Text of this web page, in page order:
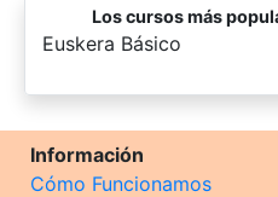
Los cursos más
-
Euskera Básico
Información
Cómo Funcionamos